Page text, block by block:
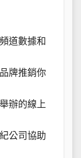
道數據和
牌推銷你
辦的線上
公司協助